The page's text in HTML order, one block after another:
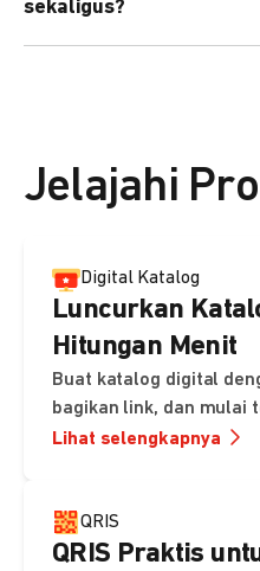
kebutuhan Anda.
sekaligus?
Jelajahi
Digital Katalog
Luncurkan
Hitungan Menit
Buat katalog digital
bagikan link, dan mulai
Lihat selengkapnya
QRIS
QRIS Praktis